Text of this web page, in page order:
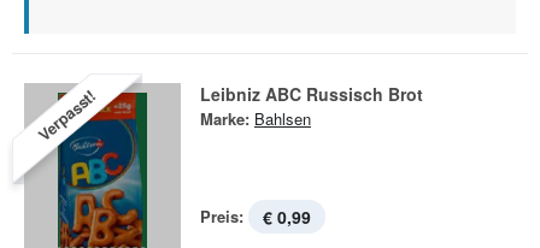
Verpasst! Leibniz ABC Russisch Brot
Marke: Bahlsen
Preis: € 0,99